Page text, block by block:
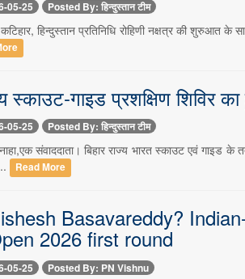
05-25 Posted By: हिन्दुस्तान टीम
हिन्दुस्तान प्रतिनिधि रोहिणी नक्षत्र की शुरुआत के
स्काउट-गाइड प्रशक्षिण शिविर
05-25 Posted By: हिन्दुस्तान टीम
संवाददाता। बिहार राज्य भारत स्काउट एवं गाइड
Read More
Basavareddy?
2026 first round
05-25 Posted By: PN Vishnu